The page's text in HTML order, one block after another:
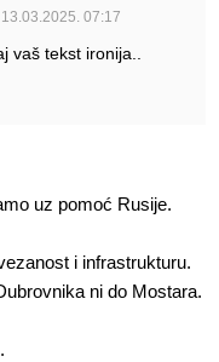
13.03.2025. 07:17
vaš tekst ironija..
uz pomoć Rusije.
i infrastrukturu.
ni do Mostara.